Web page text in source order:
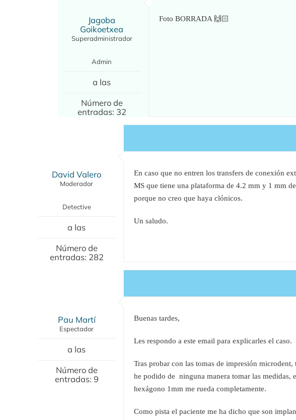
Jagoba
Goikoetxea
Superadministrador
Admin
a las
Número de
entradas: 32
Foto BORRADA 🙌🏻
David Valero
Moderador
Detective
a las
Número de
entradas: 282
En caso que no entren los transfers de conexión
MS que tiene una plataforma de 4.2 mm y 1 mm
porque no creo que haya clónicos.
Un saludo.
Pau Martí
Espectador
a las
Número de
entradas: 9
Buenas tardes,
Les respondo a este email para explicarles el caso.
Tras probar con las tomas de impresión
he podido de ninguna manera tomar las medidas,
hexágono 1mm me rueda completamente.
Como pista el paciente me ha dicho que son